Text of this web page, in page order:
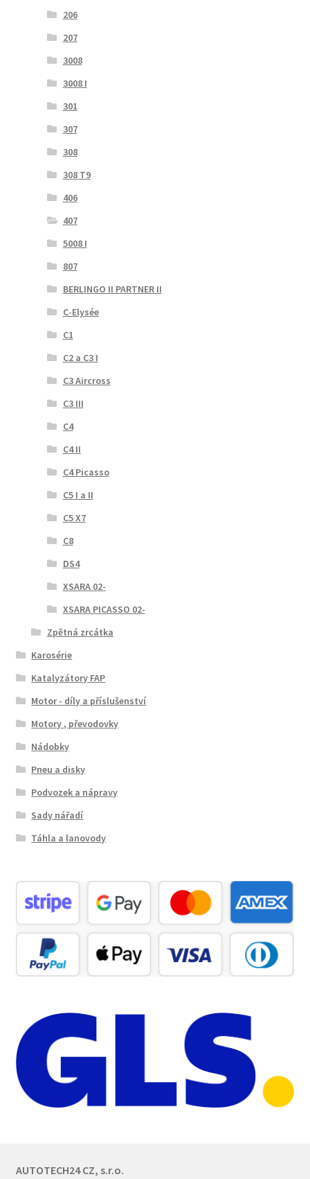
206
207
3008
3008 I
301
307
308
308 T9
406
407
5008 I
807
BERLINGO II PARTNER II
C-Elysée
C1
C2 a C3 I
C3 Aircross
C3 III
C4
C4 II
C4 Picasso
C5 I a II
C5 X7
C8
DS4
XSARA 02-
XSARA PICASSO 02-
Zpětná zrcátka
Karosérie
Katalyzátory FAP
Motor - díly a příslušenství
Motory , převodovky
Nádobky
Pneu a disky
Podvozek a nápravy
Sady nářadí
Táhla a lanovody
AUTOTECH24 CZ, s.r.o.